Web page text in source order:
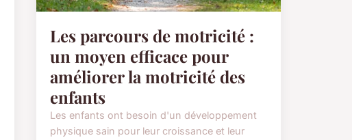
Les parcours de motricité :
un moyen efficace pour
améliorer la motricité des
enfants
Les enfants ont besoin d'un développement
physique sain pour leur croissance et leur